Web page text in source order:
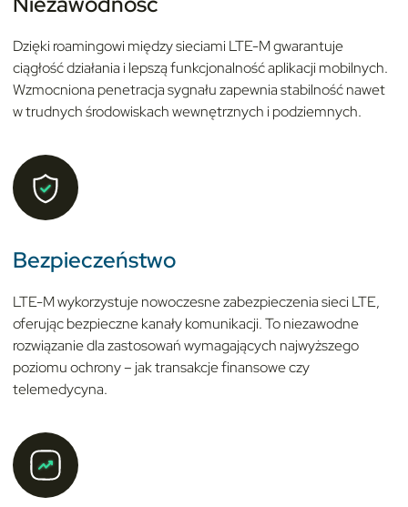
Dzięki roamingowi między sieciami LTE-M gwarantuje
ciągłość działania i lepszą funkcjonalność aplikacji mobilnych.
Wzmocniona penetracja sygnału zapewnia stabilność nawet
w trudnych środowiskach wewnętrznych i podziemnych.
Bezpieczeństwo
LTE-M wykorzystuje nowoczesne zabezpieczenia sieci LTE,
oferując bezpieczne kanały komunikacji. To niezawodne
rozwiązanie dla zastosowań wymagających najwyższego
poziomu ochrony – jak transakcje finansowe czy
telemedycyna.